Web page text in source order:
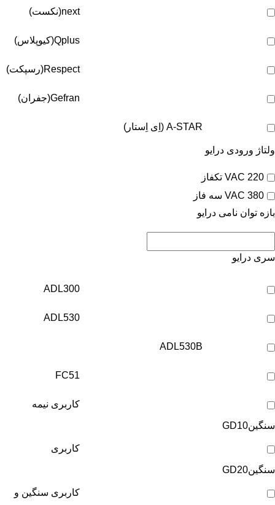
next(نکست)
Qplus(کیوپلاس)
Respect(رسپکت)
Gefran(جفران)
A-STAR (اِی اِستار)
ولتاژ ورودی درایو
220 VAC تکفاز
380 VAC سه فاز
بازه توان نامی درایو
سری درایو
ADL300
ADL530
ADL530B
FC51
کاربری نیمه
سنگینGD10
کاربری
سنگینGD20
کاربری سنگین و